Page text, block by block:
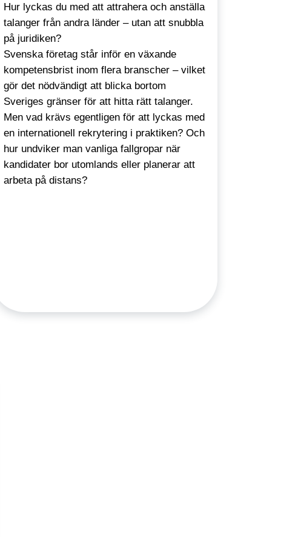
Hur lyckas du med att attrahera och anställa
talanger från andra länder – utan att snubbla
på juridiken?
Svenska företag står inför en växande
kompetensbrist inom flera branscher – vilket
gör det nödvändigt att blicka bortom
Sveriges gränser för att hitta rätt talanger.
Men vad krävs egentligen för att lyckas med
en internationell rekrytering i praktiken? Och
hur undviker man vanliga fallgropar när
kandidater bor utomlands eller planerar att
arbeta på distans?